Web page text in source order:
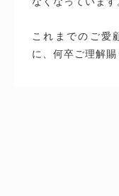
これまでのご愛
に、何卒ご理解賜